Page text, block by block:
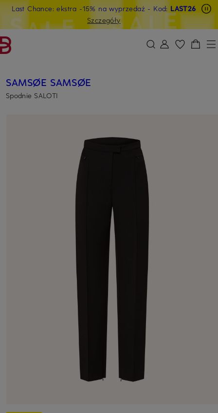
PRZEJDŹ DO GŁÓWNEJ TREŚCI PRZEJDŹ DO WYSZUKIWANIA
Last Chance: ekstra -15% na wyprzedaż - Kod: LAST26
Szczegóły
SAMSØE SAMSØE
Spodnie SALOTI